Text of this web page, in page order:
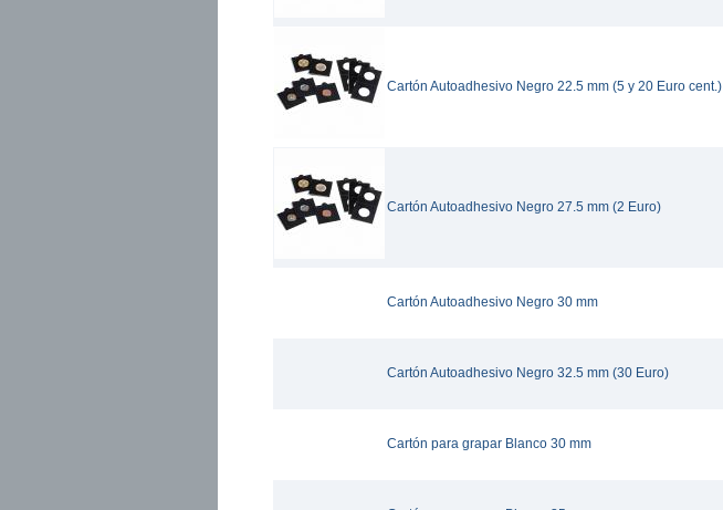
Cartón Autoadhesivo Negro 22.5 mm (5 y 20 Euro cent.)
Cartón Autoadhesivo Negro 27.5 mm (2 Euro)
Cartón Autoadhesivo Negro 30 mm
Cartón Autoadhesivo Negro 32.5 mm (30 Euro)
Cartón para grapar Blanco 30 mm